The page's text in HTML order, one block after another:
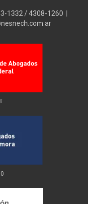
1332 / 4308-1260 |